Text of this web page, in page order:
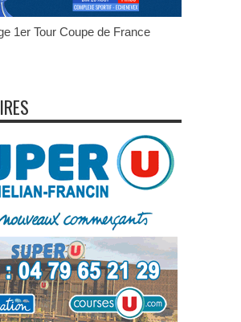
1er Tour Coupe de France